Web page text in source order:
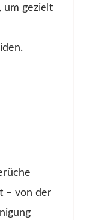
um gezielt
– von der